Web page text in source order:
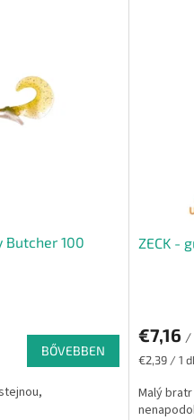
Butcher 100
BŐVEBBEN
ZECK -
€7,16 /
Egységár:
€2,39 / 1
Malý